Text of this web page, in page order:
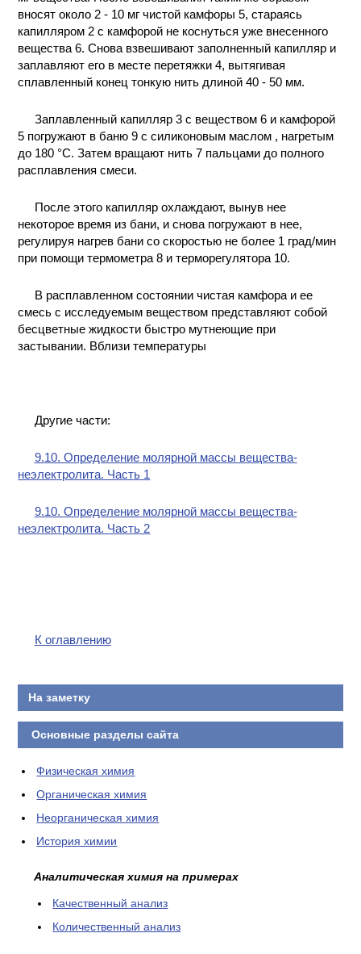
вносят около 2 - 10 мг чистой камфоры 5, стараясь
капилляром 2 с камфорой не коснуться уже внесенного
вещества 6. Снова взвешивают заполненный капилляр и
заплавляют его в месте перетяжки 4, вытягивая
сплавленный конец тонкую нить длиной 40 - 50 мм.
Заплавленный капилляр 3 с веществом 6 и камфорой
5 погружают в баню 9 с силиконовым маслом , нагретым
до 180 °С. Затем вращают нить 7 пальцами до полного
расплавления смеси.
После этого капилляр охлаждают, вынув нее
некоторое время из бани, и снова погружают в нее,
регулируя нагрев бани со скоростью не более 1 град/мин
при помощи термометра 8 и терморегулятора 10.
В расплавленном состоянии чистая камфора и ее
смесь с исследуемым веществом представляют собой
бесцветные жидкости быстро мутнеющие при
застывании. Вблизи температуры
Другие части:
9.10. Определение молярной массы вещества-
неэлектролита. Часть 1
9.10. Определение молярной массы вещества-
неэлектролита. Часть 2
К оглавлению
На заметку
Основные разделы сайта
Физическая химия
Органическая химия
Неорганическая химия
История химии
Аналитическая химия на примерах
Качественный анализ
Количественный анализ